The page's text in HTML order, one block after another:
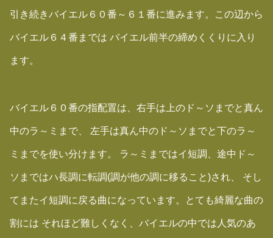
引き続きバイエル６０番～６１番に進みます。この辺から
バイエル６４番までは バイエル前半の締めくくりに入り
ます。
バイエル６０番の指配置は、右手は上のド～ソまでと真ん
中のラ～ミまで、 左手は真ん中のド～ソまでと下のラ～
ミまでを使い分けます。 ラ～ミまではイ短調、途中ド～
ソまではハ長調に転調(調が他の調に移ること)され、 そし
てまたイ短調に戻る曲になっています。とても綺麗な曲の
割には それほど難しくなく、バイエルの中では人気のあ